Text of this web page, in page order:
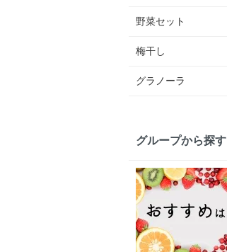
野菜セット
梅干し
グラノーラ
グループから探す